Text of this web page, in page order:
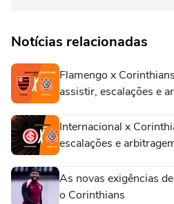
Notícias relacionadas
Flamengo x
assistir, escalações e
Internacional x
escalações e
As novas exigências
o Corinthians